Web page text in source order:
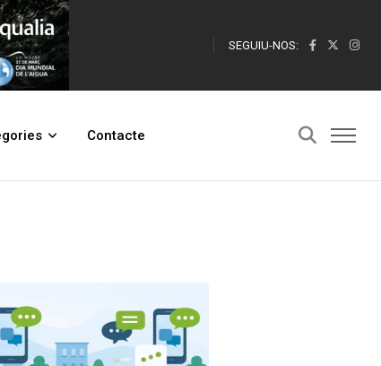
SEGUIU-NOS:
Contacte